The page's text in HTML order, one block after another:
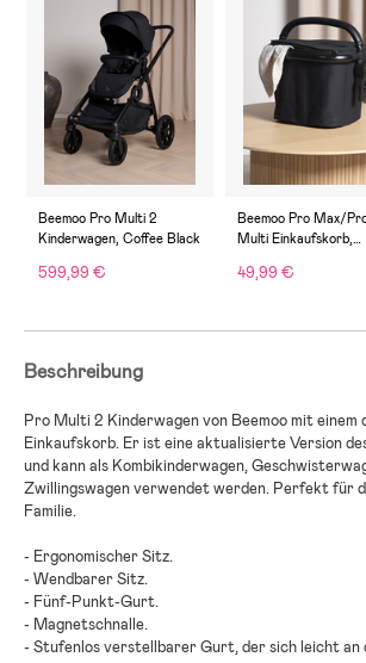
Beemoo Pro Multi 2
Kinderwagen, Coffee Black
599,99 €
Beemoo Pro Max/
Multi Einkaufskorb,
49,99 €
Beschreibung
Pro Multi 2 Kinderwagenvon Beemoomit einem
Einkaufskorb. Er ist eine aktualisierte Version
und kann als Kombikinderwagen,
Zwillingswagen verwendet werden. Perfektfür
Familie.
- Ergonomischer Sitz.
- Wendbarer Sitz.
- Fünf-Punkt-Gurt.
- Magnetschnalle.
- Stufenlos verstellbarer Gurt, der sich leicht an